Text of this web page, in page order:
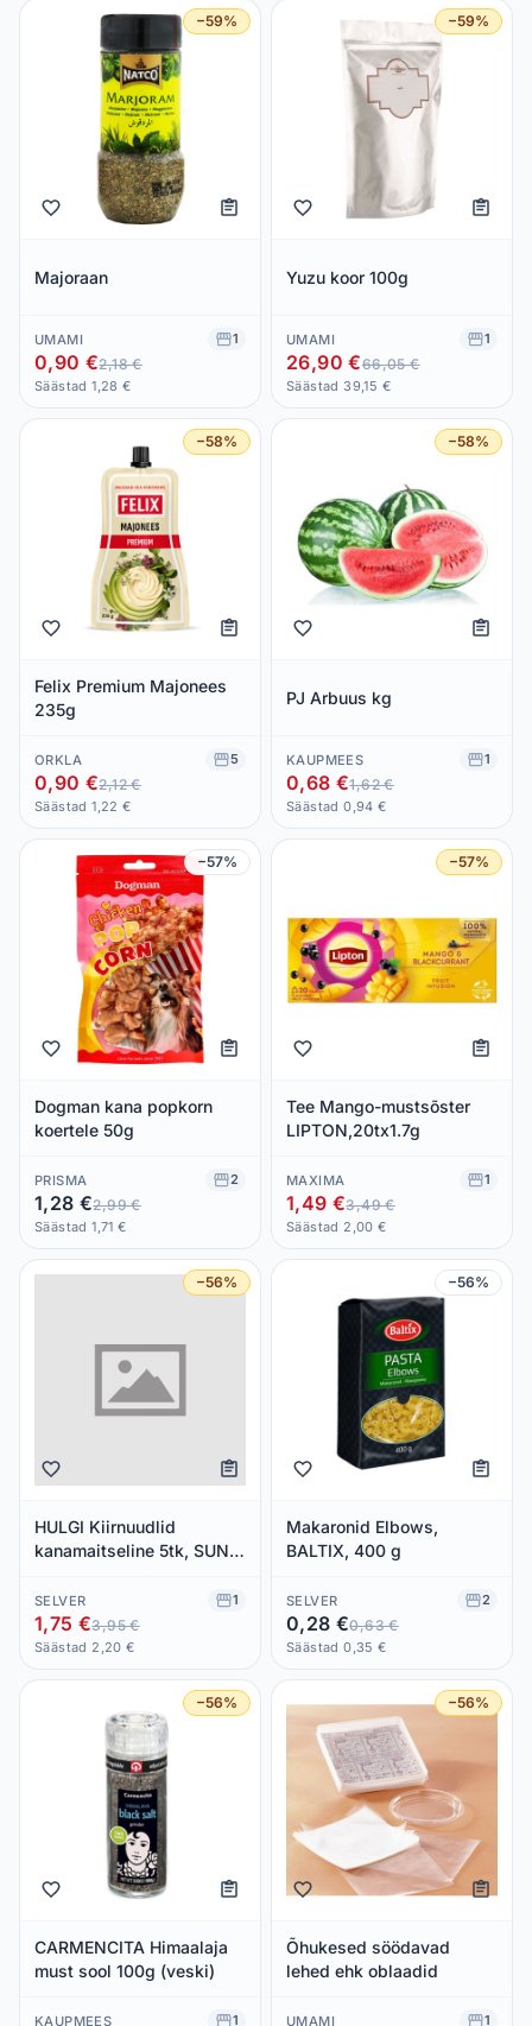
−59%
Majoraan
UMAMI 1
0,90 €2,18 €
Säästad 1,28 €
−59%
Yuzu koor 100g
UMAMI 1
26,90 €66,05 €
Säästad 39,15 €
−58%
Felix Premium Majonees
235g
ORKLA 5
0,90 €2,12 €
Säästad 1,22 €
−58%
PJ Arbuus kg
KAUPMEES 1
0,68 €1,62 €
Säästad 0,94 €
−57%
Dogman kana popkorn
koertele 50g
PRISMA 2
1,28 €2,99 €
Säästad 1,71 €
−57%
Tee Mango-mustsõster
LIPTON,20tx1.7g
MAXIMA 1
1,49 €3,49 €
Säästad 2,00 €
−56%
HULGI Kiirnuudlid
kanamaitseline 5tk, SUN
SELVER 1
1,75 €3,95 €
Säästad 2,20 €
−56%
Makaronid Elbows,
BALTIX, 400 g
SELVER 2
0,28 €0,63 €
Säästad 0,35 €
−56%
CARMENCITA Himaalaja
must sool 100g (veski)
KAUPMEES 1
−56%
Õhukesed söödavad
lehed ehk oblaadid
UMAMI 1